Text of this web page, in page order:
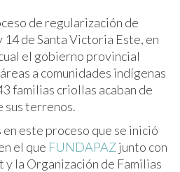
de regularización de
de Santa Victoria Este, en
el gobierno provincial
a comunidades indígenas
familias criollas acaban de
sus terrenos.
en este proceso que se inició
el que FUNDAPAZjunto con
y la Organización de Familias